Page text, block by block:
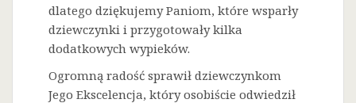
dlatego dziękujemy Paniom, które wsparły
dziewczynki i przygotowały kilka
dodatkowych wypieków.
Ogromną radość sprawił dziewczynkom
Jego Ekscelencja, który osobiście odwiedził